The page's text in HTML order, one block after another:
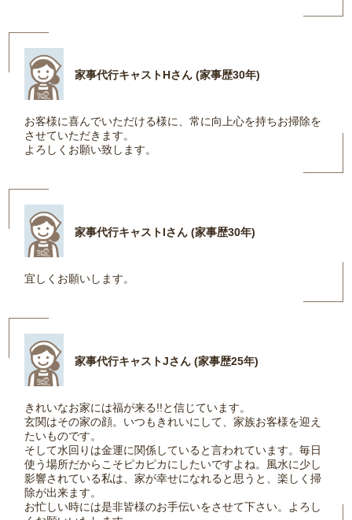
家事代行キャストHさん (家事歴30年)
お客様に喜んでいただける様に、常に向上心を持ちお掃除を
させていただきます。
よろしくお願い致します。
家事代行キャストIさん (家事歴30年)
宜しくお願いします。
家事代行キャストJさん (家事歴25年)
きれいなお家には福が来る!!と信じています。
玄関はその家の顔。いつもきれいにして、家族お客様を迎え
たいものです。
そして水回りは金運に関係していると言われています。毎日
使う場所だからこそピカピカにしたいですよね。風水に少し
影響されている私は、家が幸せになれると思うと、楽しく掃
除が出来ます。
お忙しい時には是非皆様のお手伝いをさせて下さい。よろし